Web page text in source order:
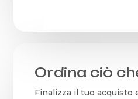
Ordina ciò
Finalizza il tuo acquisto